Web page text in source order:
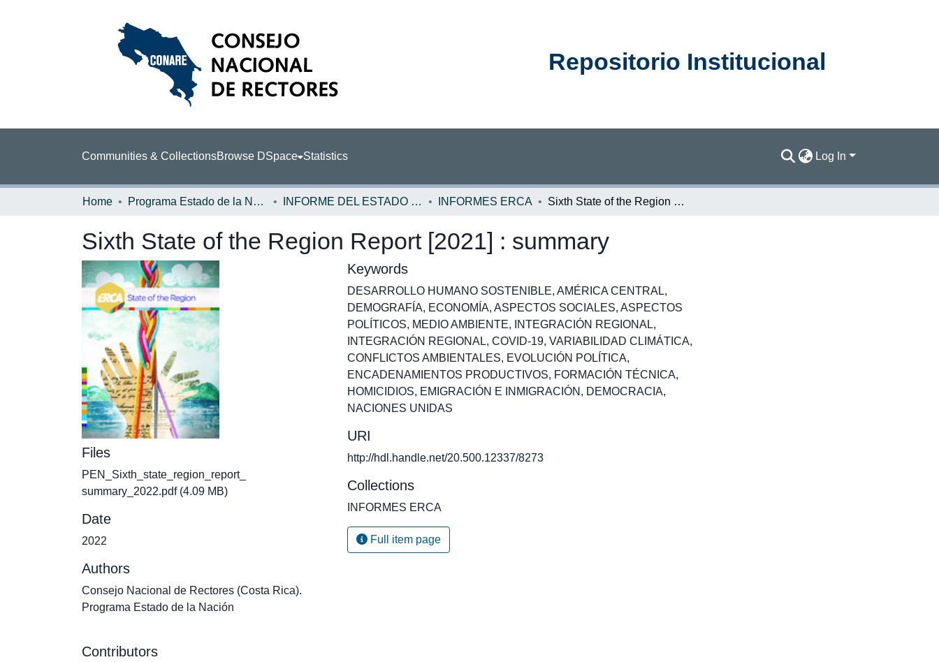
Repositorio Institucional
Communities & CollectionsBrowse DSpace Statistics Log In
Home Programa Estado de la Nación (PEN) INFORME DEL ESTADO DE LA REGION INFORMES ERCA Sixth State of the Region Report [2021] : summary
Sixth State of the Region Report [2021] : summary
Files
PEN_Sixth_state_region_report_
summary_2022.pdf(4.09 MB)
Date
2022
Authors
Consejo Nacional de Rectores (Costa Rica).
Programa Estado de la Nación
Contributors
Keywords
DESARROLLO HUMANO SOSTENIBLE, AMÉRICA CENTRAL,
DEMOGRAFÍA, ECONOMÍA, ASPECTOS SOCIALES, ASPECTOS
POLÍTICOS, MEDIO AMBIENTE, INTEGRACIÓN REGIONAL,
INTEGRACIÓN REGIONAL, COVID-19, VARIABILIDAD CLIMÁTICA,
CONFLICTOS AMBIENTALES, EVOLUCIÓN POLÍTICA,
ENCADENAMIENTOS PRODUCTIVOS, FORMACIÓN TÉCNICA,
HOMICIDIOS, EMIGRACIÓN E INMIGRACIÓN , DEMOCRACIA,
NACIONES UNIDAS
URI
http://hdl.handle.net/20.500.12337/8273
Collections
INFORMES ERCA
Full item page